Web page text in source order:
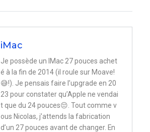
iMac
Je possède un IMac 27 pouces achet
é à la fin de 2014 (il roule sur Moave!
😅!). Je pensais faire l’upgrade en 20
23 pour constater qu’Apple ne vendai
t que du 24 pouces😔. Tout comme v
ous Nicolas, j’attends la fabrication
d’un 27 pouces avant de changer. En